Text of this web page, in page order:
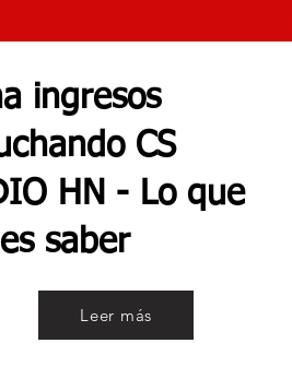
ingresos
CS
HN - Lo que
saber
Leer más